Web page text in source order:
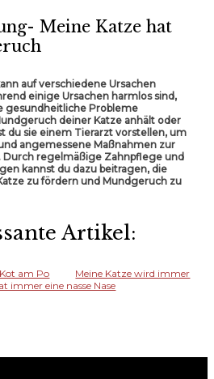
Meine Katze hat
auf verschiedene Ursachen
einige Ursachen harmlos sind,
gesundheitliche Probleme
deiner Katze anhält oder
du sie einem Tierarzt vorstellen, um
angemessene Maßnahmen zur
regelmäßige Zahnpflege und
kannst du dazu beitragen, die
zu fördern und Mundgeruch zu
Artikel:
am Po
Meine Katze wird immer
immer eine nasse Nase